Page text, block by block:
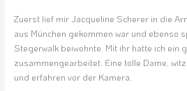
Zuerst lief mir Jacqueline Scherer in die
aus München gekommen war und ebenso
Stegerwalk beiwohnte. Mit ihr hatte ich ein
zusammengearbeitet. Eine tolle Dame,
und erfahren vor der Kamera.